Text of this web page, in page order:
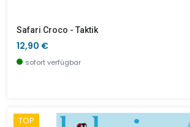
Safari Croco - Taktik
12,90 €
sofort verfügbar
TOP